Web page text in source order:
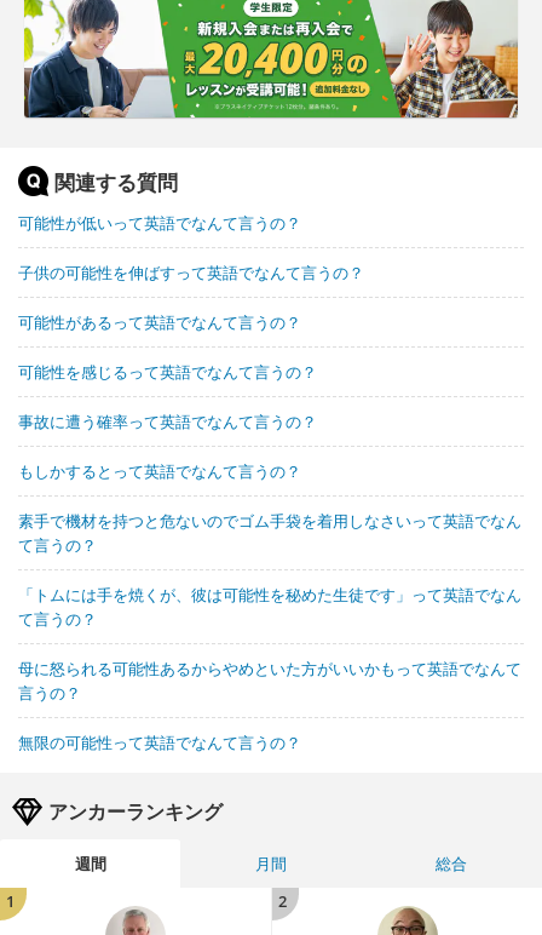
関連する質問
可能性が低いって英語でなんて言うの？
子供の可能性を伸ばすって英語でなんて言うの？
可能性があるって英語でなんて言うの？
可能性を感じるって英語でなんて言うの？
事故に遭う確率って英語でなんて言うの？
もしかするとって英語でなんて言うの？
素手で機材を持つと危ないのでゴム手袋を着用しなさいって英語でなん
て言うの？
「トムには手を焼くが、彼は可能性を秘めた生徒です」って英語でなん
て言うの？
母に怒られる可能性あるからやめといた方がいいかもって英語でなんて
言うの？
無限の可能性って英語でなんて言うの？
アンカーランキング
週間 月間
総合
1
2